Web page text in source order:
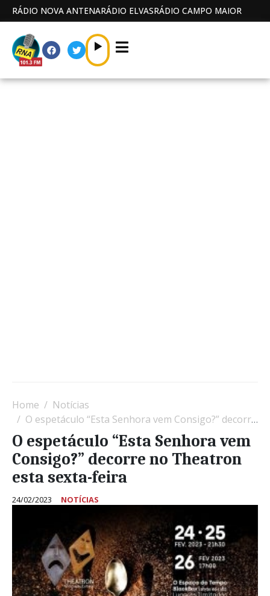
RÁDIO NOVA ANTENARÁDIO ELVASRÁDIO CAMPO MAIOR
Home
Notícias
O espetáculo “Esta Senhora vem Consigo?” decorre no Theatron esta sexta-feira
O espetáculo “Esta Senhora vem
Consigo?” decorre no Theatron
esta sexta-feira
24/02/2023 NOTÍCIAS